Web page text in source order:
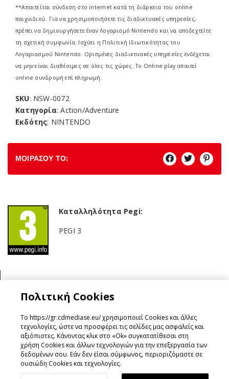
**Απαιτείται σύνδεση στο internet κατά τη διάρκεια του online
παιχνιδιού. Για να χρησιμοποιήσετε τις διαδικτυακές υπηρεσίες,
πρέπει να δημιουργήσετε έναν Λογαρισμό Nintendo και να αποδεχτείτε
τη σχετική συμφωνία. Ισχύει η Πολιτική Ιδιωτικότητας του
Λογαριασμού Nintendo. Ορισμένες διαδικτυακές υπηρεσίες ενδέχεται
να μην είναι διαθέσιμες σε όλες τις χώρες. Το Online play απαιτεί
online συνδρομή επί πληρωμή.
SKU: NSW-0072
Κατηγορία: Action/Adventure
Εκδότης: NINTENDO
ΜΟΙΡΑΣΟΥ ΤΟ:
Καταλληλότητα Pegi:
PEGI 3
Action/Adventure
Σχεδιάστηκε & Υλοποιήθηκε απόGeeSmo - Internet
Transformation
Πολιτική Cookies
Το https://gr.cdmediase.eu/ χρησιμοποιεί Cookies και άλλες
τεχνολογίες, ώστε να προσφέρει τις σελίδες μας ασφαλείς και
αξιόπιστες. Κάνοντας κλικ στο «Ok» συγκατατίθεσαι στη
χρήση Cookies και άλλων τεχνολογιών για την επεξεργασία των
δεδομένων σου. Εάν δεν είσαι σύμφωνος, περιοριζόμαστε σε
ουσιώδη Cookies και τεχνολογίες.